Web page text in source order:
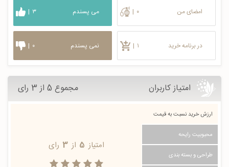
امضای من | ۰
در برنامه خرید | ۱
می پسندم | ۳
نمی پسندم | ۰
امتیاز کاربران مجموع 5 از 3 رای
ارزش خرید نسبت به قیمت
محبوبیت رایحه
طراحی و بسته بندی
امتیاز 5 از 3 رای